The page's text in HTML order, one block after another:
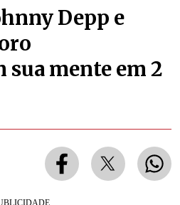
Depp e
mente em 2